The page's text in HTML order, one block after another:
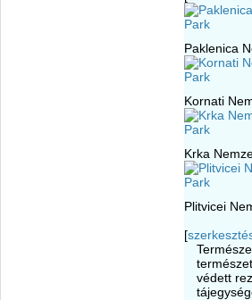
Paklenica
Kornati
Krka
Plitvicei
[
védett